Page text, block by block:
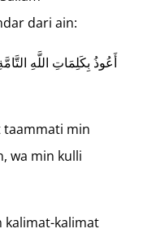
dari ain:
أَعُوذُ بِكَلِمَاتِ اللَّهِ
taammati min
wa min kulli
kalimat-kalimat